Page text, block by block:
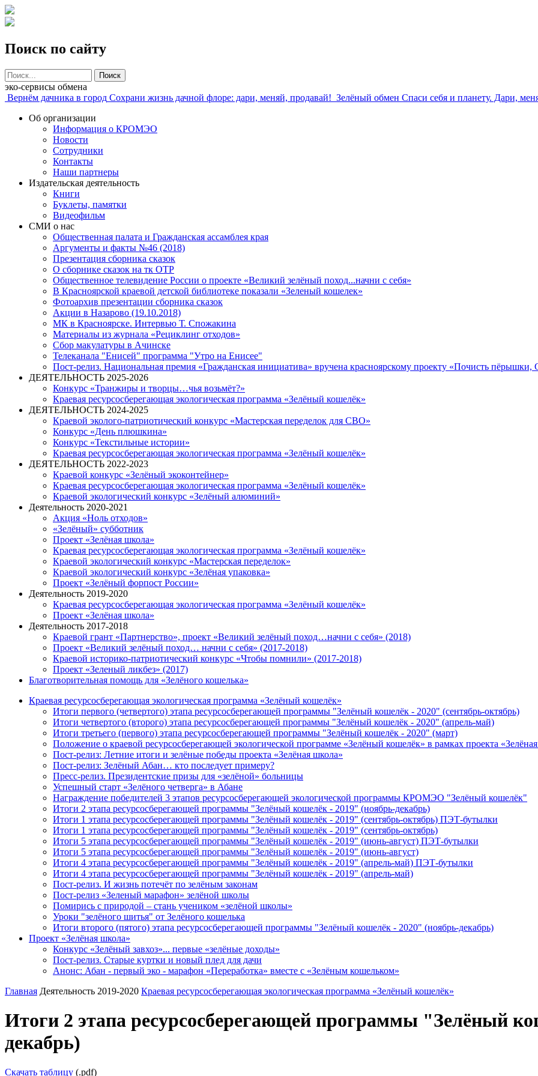
Поиск по сайту
Поиск
эко-сервисы обмена
Вернём дачника в город Сохрани жизнь дачной флоре: дари, меняй, продавай! Зелёный обмен Спаси себя и планету. Дари,
Об организации
Информация о КРОМЭО
Новости
Сотрудники
Контакты
Наши партнеры
Издательская деятельность
Книги
Буклеты, памятки
Видеофильм
СМИ о нас
Общественная палата и Гражданская ассамблея края
Аргументы и факты №46 (2018)
Презентация сборника сказок
О сборнике сказок на тк ОТР
Общественное телевидение России о проекте «Великий зелёный поход...начни с себя»
В Красноярской краевой детской библиотеке показали «Зеленый кошелек»
Фотоархив презентации сборника сказок
Акции в Назарово (19.10.2018)
МК в Красноярске. Интервью Т. Спожакина
Материалы из журнала «Рециклинг отходов»
Сбор макулатуры в Ачинске
Телеканала "Енисей" программа "Утро на Енисее"
Пост-релиз. Национальная премия «Гражданская инициатива» вручена красноярскому проекту «Почисть пёрышки,
ДЕЯТЕЛЬНОСТЬ 2025-2026
Конкурс «Транжиры и творцы…чья возьмёт?»
Краевая ресурсосберегающая экологическая программа «Зелёный кошелёк»
ДЕЯТЕЛЬНОСТЬ 2024-2025
Краевой эколого-патриотический конкурс «Мастерская переделок для СВО»
Конкурс «День плюшкина»
Конкурс «Текстильные истории»
Краевая ресурсосберегающая экологическая программа «Зелёный кошелёк»
ДЕЯТЕЛЬНОСТЬ 2022-2023
Краевой конкурс «Зелёный экоконтейнер»
Краевая ресурсосберегающая экологическая программа «Зелёный кошелёк»
Краевой экологический конкурс «Зелёный алюминий»
Деятельность 2020-2021
Акция «Ноль отходов»
«Зелёный» субботник
Проект «Зелёная школа»
Краевая ресурсосберегающая экологическая программа «Зелёный кошелёк»
Краевой экологический конкурс «Мастерская переделок»
Краевой экологический конкурс «Зелёная упаковка»
Проект «Зелёный форпост России»
Деятельность 2019-2020
Краевая ресурсосберегающая экологическая программа «Зелёный кошелёк»
Проект «Зелёная школа»
Деятельность 2017-2018
Краевой грант «Партнерство», проект «Великий зелёный поход…начни с себя» (2018)
Проект «Великий зелёный поход… начни с себя» (2017-2018)
Краевой историко-патриотический конкурс «Чтобы помнили» (2017-2018)
Проект «Зеленый ликбез» (2017)
Благотворительная помощь для «Зелёного кошелька»
Краевая ресурсосберегающая экологическая программа «Зелёный кошелёк»
Итоги первого (четвертого) этапа ресурсосберегающей программы "Зелёный кошелёк - 2020" (сентябрь-октябрь)
Итоги четвертого (второго) этапа ресурсосберегающей программы "Зелёный кошелёк - 2020" (апрель-май)
Итоги третьего (первого) этапа ресурсосберегающей программы "Зелёный кошелёк - 2020" (март)
Положение о краевой ресурсосберегающей экологической программе «Зелёный кошелёк» в рамках проекта
Пост-релиз: Летние итоги и зелёные победы проекта «Зелёная школа»
Пост-релиз: Зелёный Абан… кто последует примеру?
Пресс-релиз. Президентские призы для «зелёной» больницы
Успешный старт «Зелёного четверга» в Абане
Награждение победителей 3 этапов ресурсосберегающей экологической программы КРОМЭО "Зелёный кошелёк"
Итоги 2 этапа ресурсосберегающей программы "Зелёный кошелёк - 2019" (ноябрь-декабрь)
Итоги 1 этапа ресурсосберегающей программы "Зелёный кошелёк - 2019" (сентябрь-октябрь) ПЭТ-бутылки
Итоги 1 этапа ресурсосберегающей программы "Зелёный кошелёк - 2019" (сентябрь-октябрь)
Итоги 5 этапа ресурсосберегающей программы "Зелёный кошелёк - 2019" (июнь-август) ПЭТ-бутылки
Итоги 5 этапа ресурсосберегающей программы "Зелёный кошелёк - 2019" (июнь-август)
Итоги 4 этапа ресурсосберегающей программы "Зелёный кошелёк - 2019" (апрель-май) ПЭТ-бутылки
Итоги 4 этапа ресурсосберегающей программы "Зелёный кошелёк - 2019" (апрель-май)
Пост-релиз. И жизнь потечёт по зелёным законам
Пост-релиз «Зеленый марафон» зелёной школы
Помирись с природой – стань учеником «зелёной школы»
Уроки "зелёного шитья" от Зелёного кошелька
Итоги второго (пятого) этапа ресурсосберегающей программы "Зелёный кошелёк - 2020" (ноябрь-декабрь)
Проект «Зелёная школа»
Конкурс «Зелёный завхоз»... первые «зелёные доходы»
Пост-релиз. Старые куртки и новый плед для дачи
Анонс: Абан - первый эко - марафон «Переработка» вместе с «Зелёным кошельком»
Главная Деятельность 2019-2020 Краевая ресурсосберегающая экологическая программа «Зелёный кошелёк»
Итоги 2 этапа ресурсосберегающей программы "Зелёный
декабрь)
Скачать таблицу (.pdf)